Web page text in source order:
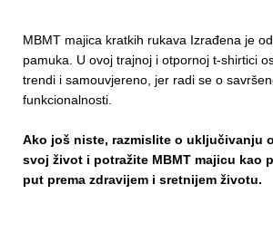
MBMT majica kratkih rukava Izrađena je
pamuka. U ovoj trajnoj i otpornoj t-shirtici
trendi i samouvjereno, jer radi se o
funkcionalnosti.
Ako još niste, razmislite o uključivanju
svoj život i potražite MBMT majicu kao
put prema zdravijem i sretnijem životu.